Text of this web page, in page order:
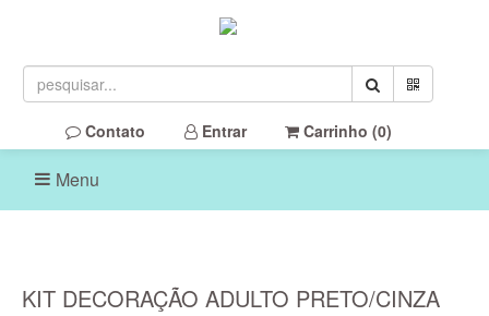
Contato Entrar Carrinho (0)
Menu
KIT DECORAÇÃO ADULTO PRETO/CINZA